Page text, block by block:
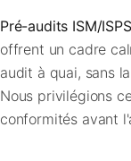
Pré-audits ISM/
offrent un cadre
audit à quai, sans
Nous privilégions
conformités avant